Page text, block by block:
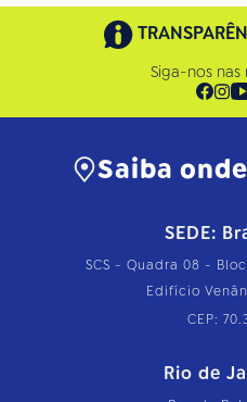
Siga-nos nas
Saiba
SEDE:
SCS - Quadra 08 -
Edifício
CEP:
Rio de